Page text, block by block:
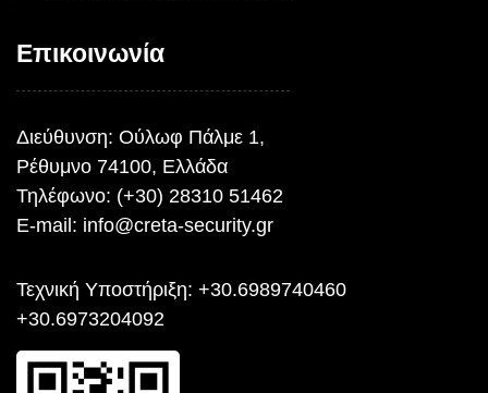
Επικοινωνία
Διεύθυνση: Ούλωφ Πάλμε 1,
Ρέθυμνο 74100, Ελλάδα
Τηλέφωνο: (+30) 28310 51462
E-mail: info@creta-security.gr
Τεχνική Yποστήριξη: +30.6989740460
+30.6973204092